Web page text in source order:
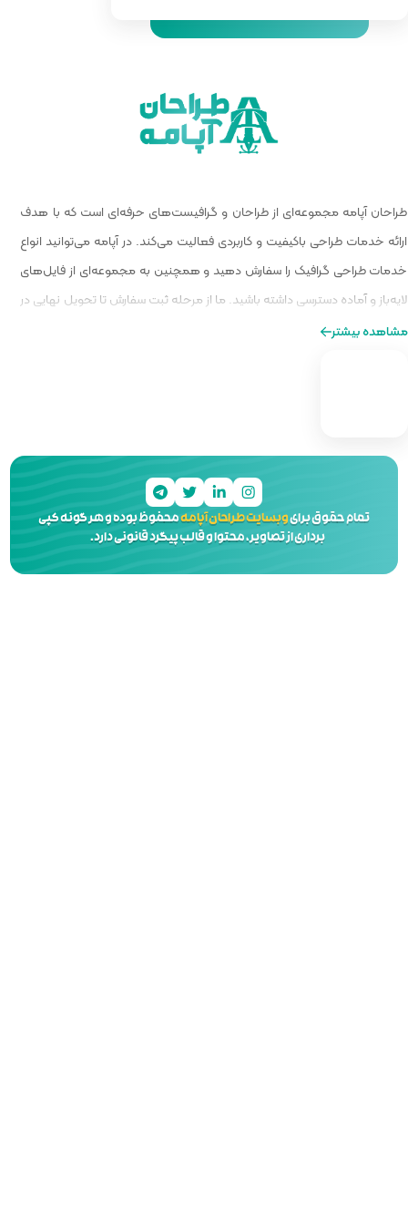
گرافیست‌های حرفه‌ای است که با هدف
می‌کند. در آپامه می‌توانید انواع
همچنین به مجموعه‌ای از فایل‌های
مرحله ثبت سفارش تا تحویل نهایی در
از طراحی را برایتان فراهم کنیم.
محفوظ بوده و هر گونه کپی
و قالب پیگرد قانونی دارد.